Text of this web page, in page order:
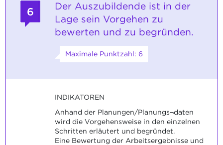
6
Der Auszubildende ist in der
Lage sein Vorgehen zu
bewerten und zu begründen.
Maximale Punktzahl: 6
INDIKATOREN
Anhand der Planungen/Planungs¬daten
wird die Vorgehensweise in den einzelnen
Schritten erläutert und begründet.
Eine Bewertung der Arbeitsergebnisse und